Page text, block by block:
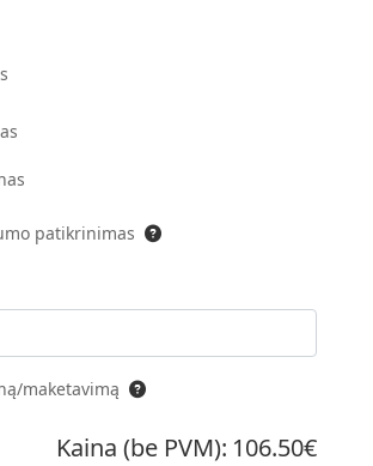
patikrinimas
maketavimą
Kaina (be PVM): 106.50€